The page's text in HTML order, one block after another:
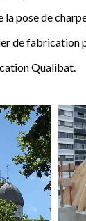
pose de
de
Qualibat.